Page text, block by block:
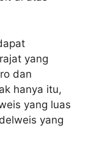
yang
dan
hanya itu,
yang luas
yang